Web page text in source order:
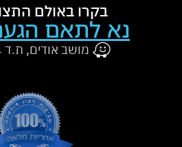
בקרו באולם
נא לתאם
מושב אודים, ת.ד 344, ישראל